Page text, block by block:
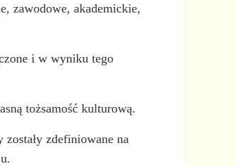
zawodowe, akademickie,
i w wyniku tego
tożsamość kulturową.
zdefiniowane na